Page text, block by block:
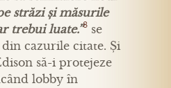
străzi și măsurile
trebui luate.”8 se
cazurile citate. Și
să-i protejeze
lobby în